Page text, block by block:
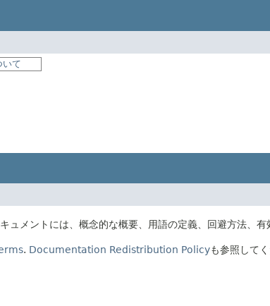
いて
ュメントには、概念的な概要、用語の定義、回避方法、
. Documentation Redistribution Policyも参照してく